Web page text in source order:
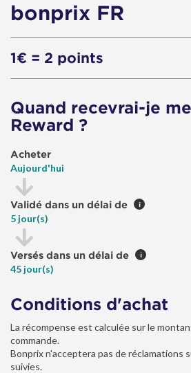
bonprix FR
1€ = 2 points
Quand recevrai-je
Reward ?
Acheter
Aujourd'hui
Validé dans un délai de i
5 jour(s)
Versés dans un délai de i
45 jour(s)
Conditions d'achat
La récompense est calculée sur le
commande.
Bonprix n'acceptera pas de réclamations
suivies.